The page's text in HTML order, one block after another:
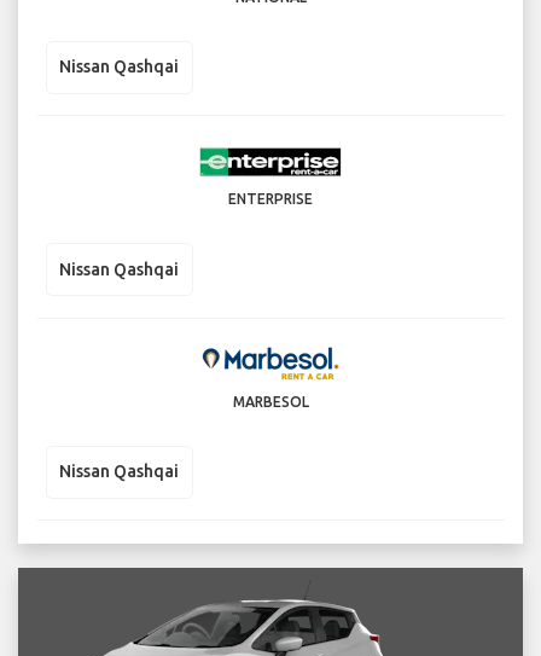
Nissan Qashqai
ENTERPRISE
Nissan Qashqai
MARBESOL
Nissan Qashqai